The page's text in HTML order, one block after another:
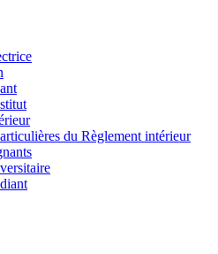
du Règlement intérieur